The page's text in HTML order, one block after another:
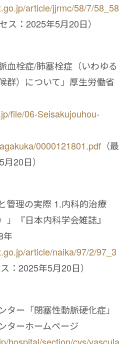
article/jjrmc/58/7/58_58
ス：2025年5月20日）
血栓症/肺塞栓症（いわゆる
群）について」厚生労働省
file/06-Seisakujouhou-
0000121801.pdf （最
20日）
管理の実際 1.内科的治療
」『日本内科学会雑誌』
年
article/naika/97/2/97_3
：2025年5月20日）
ター「閉塞性動脈硬化症」
ターホームページ
hospital/section/cvs/vascula